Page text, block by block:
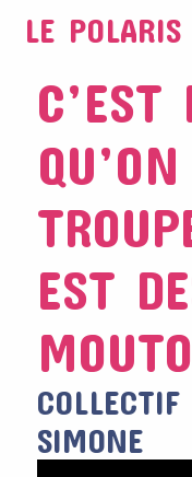
LE POLARIS
C’EST
EST
SIMONE